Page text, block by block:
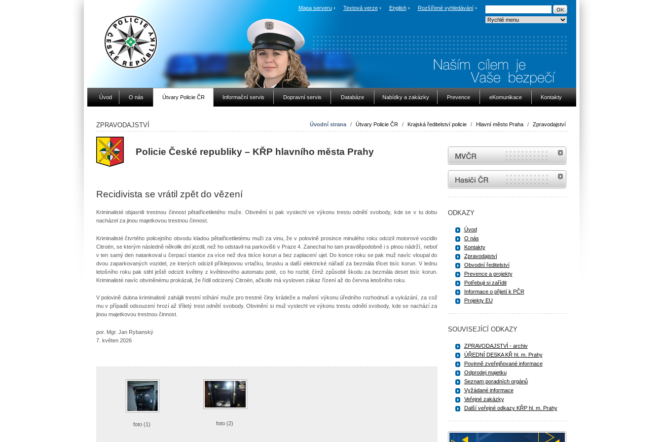
Mapa serveru Textová verze English Rozšířené vyhledávání
Úvod O nás Útvary Policie ČR Informační servis Dopravní servis Databáze Nabídky a zakázky Prevence eKomunikace Kontakty
Úvodní strana / Útvary Policie ČR / Krajská ředitelství policie / Hlavní město Praha / Zpravodajství
ZPRAVODAJSTVÍ
Policie České republiky – KŘP hlavního města Prahy
Recidivista se vrátil zpět do vězení
Kriminalisté objasnili trestnou činnost pětatřicetiletého muže. Obvinění si pak vyslechl ve výkonu trestu odnětí svobody, kde se v tu dobu
nacházel za jinou majetkovou trestnou činnost.
Kriminalisté čtvrtého policejního obvodu kladou pětatřicetiletému muži za vinu, že v polovině prosince minulého roku odcizil motorové vozidlo
Citroën, se kterým následně několik dní jezdil, než ho odstavil na parkovišti v Praze 4. Zanechal ho tam pravděpodobně i s plnou nádrží, neboť
v ten samý den natankoval u čerpací stanice za více než dva tisíce korun a bez zaplacení ujel. Do konce roku se pak muž navíc vloupal do
dvou zaparkovaných vozidel, ze kterých odcizil příklepovou vrtačku, brusku a další elektrické nářadí za bezmála třicet tisíc korun. V lednu
letošního roku pak stihl ještě odcizit květiny z květinového automatu poté, co ho rozbil, čímž způsobil škodu za bezmála deset tisíc korun.
Kriminalisté navíc obviněnému prokázali, že řídil odcizený Citroën, ačkoliv má vysloven zákaz řízení až do června letošního roku.
V polovině dubna kriminalisté zahájili trestní stíhání muže pro trestné činy krádeže a maření výkonu úředního rozhodnutí a vykázání, za což
mu v případě odsouzení hrozí až tříletý trest odnětí svobody. Obvinění si muž vyslechl ve výkonu trestu odnětí svobody, kde se nachází za
jinou majetkovou trestnou činnost.
por. Mgr. Jan Rybanský
7. květen 2026
foto (1) foto (2)
MVČR
internetové stránky Hasiči ČR
ODKAZY
Úvod
O nás
Kontakty
Zpravodajství
Obvodní ředitelství
Prevence a projekty
Potřebuji si zařídit
Informace o přijetí k PČR
Projekty EU
SOUVISEJÍCÍ ODKAZY
ZPRAVODAJSTVÍ - archiv
ÚŘEDNÍ DESKA KŘ hl. m. Prahy
Povinně zveřejňované informace
Odprodej majetku
Seznam poradních orgánů
Vyžádané informace
Veřejné zakázky
Další veřejné odkazy KŘP hl. m. Prahy